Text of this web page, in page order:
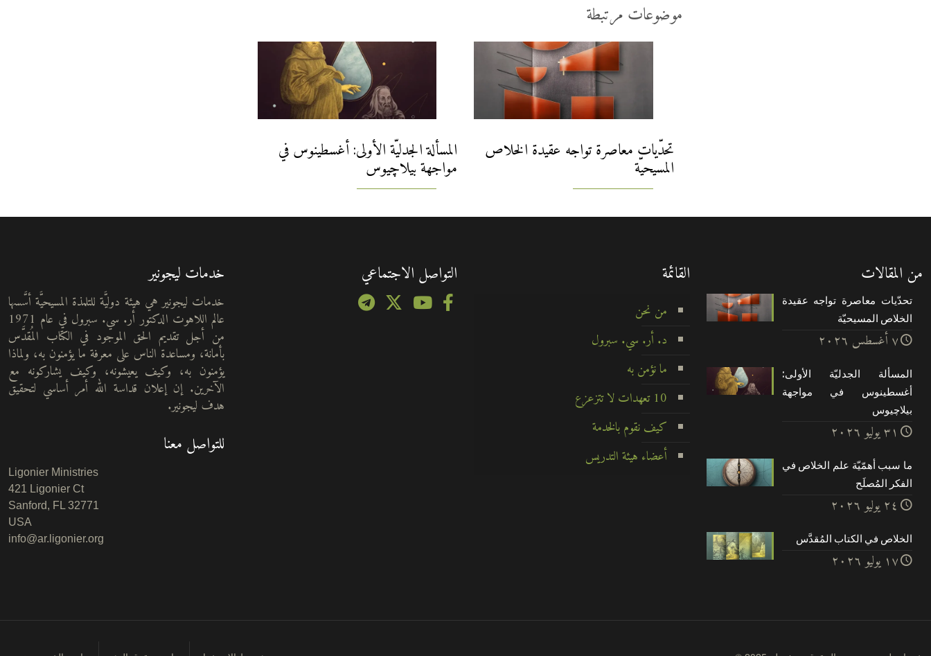
موضوعات مرتبطة
تحدّيات معاصرة تواجه عقيدة الخلاص
المسيحيّة
المسألة الجدليّة الأولى: أغسطينوس في
مواجهة بيلاچيوس
من المقالات
تحدّيات معاصرة تواجه عقيدة
الخلاص المسيحيّة
۷ أغسطس ۲۰۲٦
المسألة الجدليّة الأولى:
أغسطينوس في مواجهة
بيلاچيوس
۳۱ يوليو ۲۰۲٦
ما سبب أهمّيّة علم الخلاص في
الفكر المُصلَح
۲٤ يوليو ۲۰۲٦
الخلاص في الكتاب المُقدَّس
۱۷ يوليو ۲۰۲٦
القائمة
من نحن
د. أر. سي. سبرول
ما نؤمن به
10 تعهدات لا تتزعزع
كيف نقوم بالخدمة
أعضاء هيئة التدريس
التواصل الاجتماعي خدمات ليجونير
خدمات ليجونير هي هيئة دوليَّة للتلمذة المسيحيَّة أسَّسها
عالم اللاهوت الدكتور أر. سي. سبرول في عام 1971
من أجل تقديم الحق الموجود في الكتاب المُقدَّس
بأمانة، ومساعدة الناس على معرفة ما يؤمنون به، ولماذا
يؤمنون به، وكيف يعيشونه، وكيف يشاركونه مع
الآخرين. إن إعلان قداسة الله أمر أساسي لتحقيق
هدف ليجونير.
للتواصل معنا
Ligonier Ministries
421 Ligonier Ct
Sanford, FL 32771
USA
info@ar.ligonier.org